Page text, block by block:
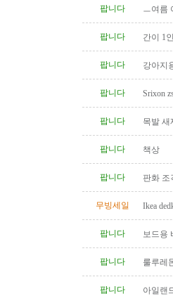
팝니다 ㅡ여름
팝니다 간이 1
팝니다 강아지
팝니다 Srixon
팝니다 목발 새
팝니다 책상
팝니다
판화 조
무빙세일
Ikea
팝니다 보드용
팝니다 룰루레
팝니다 아일랜